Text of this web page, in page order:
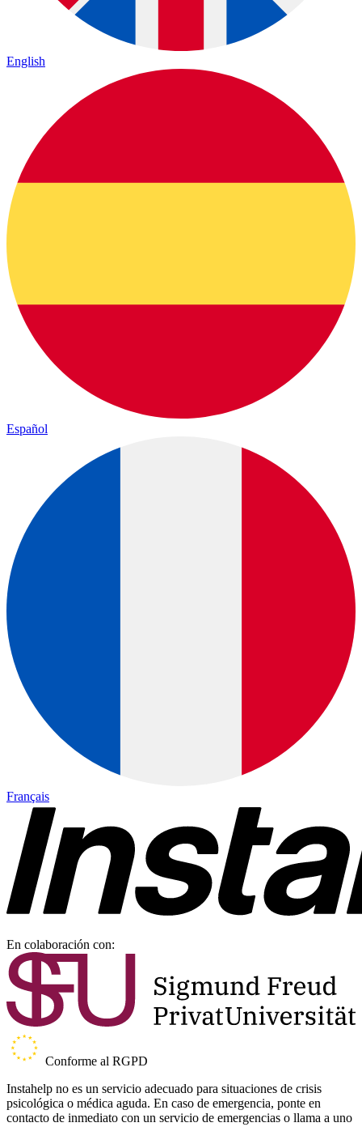
English
Español
Français
En colaboración con:
Conforme al RGPD
Instahelp no es un servicio adecuado para situaciones de crisis
psicológica o médica aguda. En caso de emergencia, ponte en
contacto de inmediato con un servicio de emergencias o llama a uno